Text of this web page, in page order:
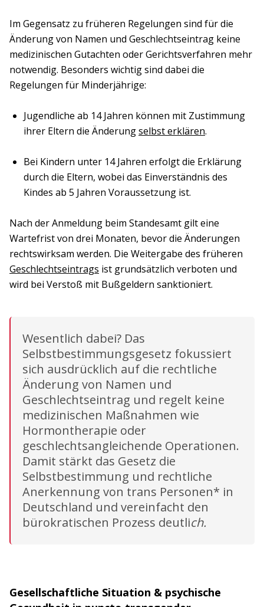
Im Gegensatz zu früheren Regelungen sind für die
Änderung von Namen und Geschlechtseintrag keine
medizinischen Gutachten oder Gerichtsverfahren mehr
notwendig. Besonders wichtig sind dabei die
Regelungen für Minderjährige:
Jugendliche ab 14 Jahren können mit Zustimmung
ihrer Eltern die Änderungselbst erklären.
Bei Kindern unter 14 Jahren erfolgt die Erklärung
durch die Eltern, wobei das Einverständnis des
Kindes ab 5 Jahren Voraussetzung ist.
Nach der Anmeldung beim Standesamt gilt eine
Wartefrist von drei Monaten, bevor die Änderungen
rechtswirksam werden. Die Weitergabe des früheren
Geschlechtseintrags ist grundsätzlich verboten und
wird bei Verstoß mit Bußgeldern sanktioniert.
Wesentlich dabei? Das
Selbstbestimmungsgesetz fokussiert
sich ausdrücklich auf die rechtliche
Änderung von Namen und
Geschlechtseintrag und regelt keine
medizinischen Maßnahmen wie
Hormontherapie oder
geschlechtsangleichende Operationen.
Damit stärkt das Gesetz die
Selbstbestimmung und rechtliche
Anerkennung von trans Personen* in
Deutschland und vereinfacht den
bürokratischen Prozess deutlich.
Gesellschaftliche Situation & psychische